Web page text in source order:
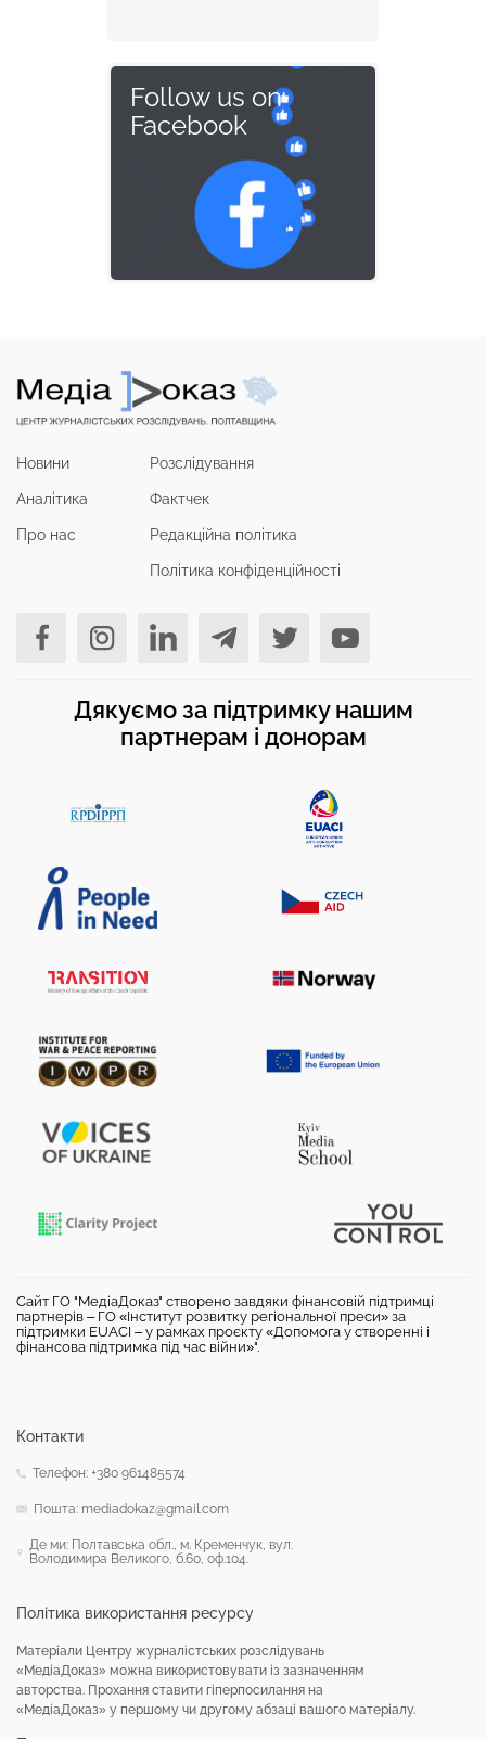
Follow us on
Facebook
Новини
Аналітика
Про нас
Розслідування
Фактчек
Редакційна політика
Політика конфіденційності
Дякуємо за підтримку нашим
партнерам і донорам
Сайт ГО "МедіаДоказ" створено завдяки фінансовій підтримці
партнерів – ГО «Інститут розвитку регіональної преси» за
підтримки EUACI – у рамках проєкту «Допомога у створенні і
фінансова підтримка під час війни»".
Політика використання ресурсу
Матеріали Центру журналістських розслідувань
«МедіаДоказ» можна використовувати із зазначенням
авторства. Прохання ставити гіперпосилання на
«МедіаДоказ» у першому чи другому абзаці вашого матеріалу.
Контакти
Телефон: +380 961485574
Пошта: mediadokaz@gmail.com
Де ми: Полтавська обл., м. Кременчук, вул.
Володимира Великого, б.60, оф.104.